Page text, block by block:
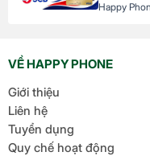
Happy
VỀ HAPPY PHONE
Giới thiệu
Liên hệ
Tuyển dụng
Quy chế hoạt động